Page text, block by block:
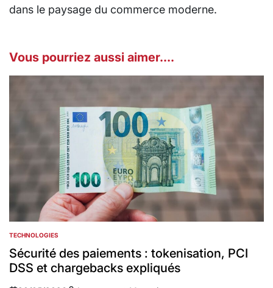
dans le paysage du commerce moderne.
Vous pourriez aussi aimer....
POSTED
IN
TECHNOLOGIES
Sécurité des paiements : tokenisation, PCI
DSS et chargebacks expliqués